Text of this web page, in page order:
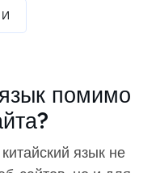
помимо
язык не